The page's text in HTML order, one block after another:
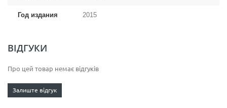
Год издания 2015
ВІДГУКИ
Про цей товар немає відгуків
Залиште відгук